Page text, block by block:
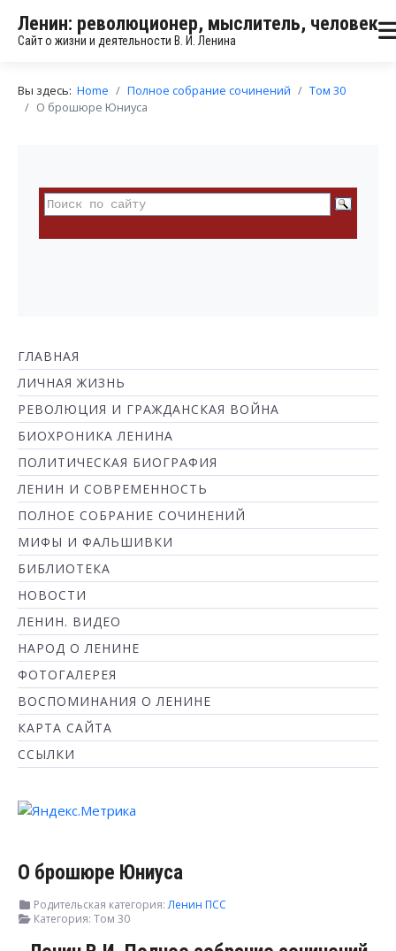
Ленин: революционер, мыслитель, человек
Сайт о жизни и деятельности В. И. Ленина
Вы здесь: Home Полное собрание сочинений
Том 30
О брошюре Юниуса
ГЛАВНАЯ
ЛИЧНАЯ ЖИЗНЬ
РЕВОЛЮЦИЯ И ГРАЖДАНСКАЯ ВОЙНА
БИОХРОНИКА ЛЕНИНА
ПОЛИТИЧЕСКАЯ БИОГРАФИЯ
ЛЕНИН И СОВРЕМЕННОСТЬ
ПОЛНОЕ СОБРАНИЕ СОЧИНЕНИЙ
МИФЫ И ФАЛЬШИВКИ
БИБЛИОТЕКА
НОВОСТИ
ЛЕНИН. ВИДЕО
НАРОД О ЛЕНИНЕ
ФОТОГАЛЕРЕЯ
ВОСПОМИНАНИЯ О ЛЕНИНЕ
КАРТА САЙТА
ССЫЛКИ
О брошюре Юниуса
Родительская категория:Ленин ПСС
Категория: Том 30